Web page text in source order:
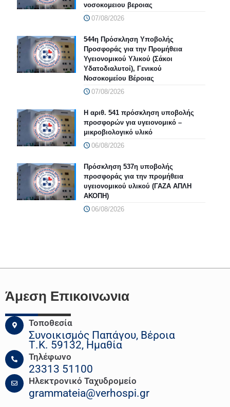
νοσοκομειου βεροιας
07/08/2026
544η Πρόσκληση Υποβολής
Προσφοράς για την Προμήθεια
Υγειονομικού Υλικού (Σάκοι
Υδατοδιαλυτοί), Γενικού
Νοσοκομείου Βέροιας
07/08/2026
Η αριθ. 541 πρόσκληση υποβολής
προσφορών για υγειονομικό –
μικροβιολογικό υλικό
06/08/2026
Πρόσκληση 537η υποβολής
προσφοράς για την προμήθεια
υγειονομικού υλικού (ΓΑΖΑ ΑΠΛΗ
ΑΚΟΠΗ)
06/08/2026
Άμεση Επικοινωνια
Τοποθεσία
Συνοικισμός Παπάγου, Βέροια
Τ.Κ. 59132, Ημαθία
Τηλέφωνο
23313 51100
Ηλεκτρονικό Ταχυδρομείο
grammateia@verhospi.gr